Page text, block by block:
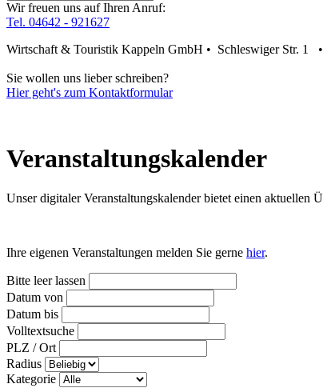
Wir freuen uns auf Ihren Anruf:
Tel. 04642 - 921627
Wirtschaft & Touristik Kappeln GmbH • Schleswiger Str. 1
Sie wollen uns lieber schreiben?
Hier geht's zum Kontaktformular
Veranstaltungs­kalender
Unser digitaler Veranstaltungskalender bietet einen aktuellen
Ihre eigenen Veranstaltungen melden Sie gerne hier.
Bitte leer lassen
Datum von
Datum bis
Volltextsuche
PLZ / Ort
Radius
Kategorie